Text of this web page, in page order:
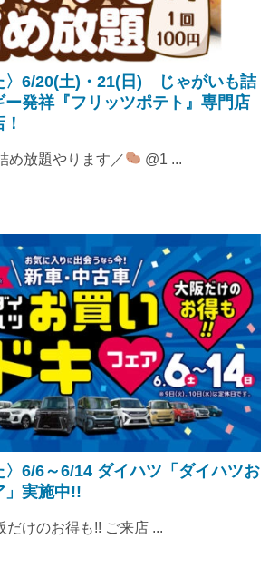
〉6/20(土)・21(日) じゃがいも詰
発祥『フリッツポテト』専門店
め放題やります／ @1 ...
〉6/6～6/14 ダイハツ「ダイハツお
」実施中!!
だけのお得も!! ご来店 ...